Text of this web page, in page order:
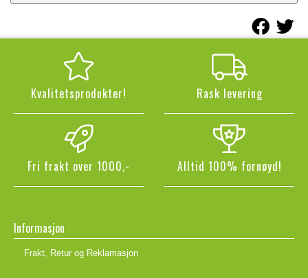
Kvalitetsprodukter! Rask levering
Fri frakt over 1000,- Alltid 100% fornøyd!
Informasjon
Frakt, Retur og Reklamasjon